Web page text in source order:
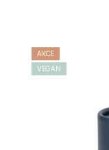
AKCE
VEGAN